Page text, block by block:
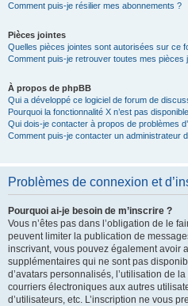
Comment puis-je résilier mes abonnements ?
Pièces jointes
Quelles pièces jointes sont autorisées sur ce
Comment puis-je retrouver toutes mes pièces
À propos de phpBB
Qui a développé ce logiciel de forum de
Pourquoi la fonctionnalité X n’est pas
Qui dois-je contacter à propos de problèmes
Comment puis-je contacter un administrateur
Problèmes de connexion et
Pourquoi ai-je besoin de m’inscrire ?
Vous n’êtes pas dans l’obligation de le
peuvent limiter la publication de
inscrivant, vous pouvez également avoir
supplémentaires qui ne sont pas
d’avatars personnalisés, l’utilisation de
courriers électroniques aux autres
d’utilisateurs, etc. L’inscription ne vous